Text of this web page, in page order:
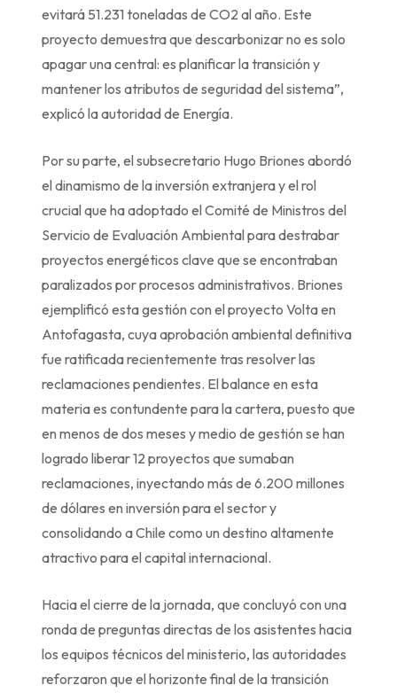
evitará 51.231 toneladas de CO2 al año. Este
proyecto demuestra que descarbonizar no es solo
apagar una central: es planificar la transición y
mantener los atributos de seguridad del sistema”,
explicó la autoridad de Energía.
Por su parte, el subsecretario Hugo Briones abordó
el dinamismo de la inversión extranjera y el rol
crucial que ha adoptado el Comité de Ministros del
Servicio de Evaluación Ambiental para destrabar
proyectos energéticos clave que se encontraban
paralizados por procesos administrativos. Briones
ejemplificó esta gestión con el proyecto Volta en
Antofagasta, cuya aprobación ambiental definitiva
fue ratificada recientemente tras resolver las
reclamaciones pendientes. El balance en esta
materia es contundente para la cartera, puesto que
en menos de dos meses y medio de gestión se han
logrado liberar 12 proyectos que sumaban
reclamaciones, inyectando más de 6.200 millones
de dólares en inversión para el sector y
consolidando a Chile como un destino altamente
atractivo para el capital internacional.
Hacia el cierre de la jornada, que concluyó con una
ronda de preguntas directas de los asistentes hacia
los equipos técnicos del ministerio, las autoridades
reforzaron que el horizonte final de la transición